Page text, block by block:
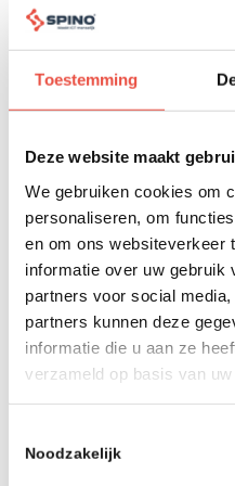
Toestemming
Deze website maakt
We gebruiken cookies om
personaliseren, om
en om ons websiteverkeer
informatie over uw gebruik
partners voor social
partners kunnen deze
informatie die u aan ze
verzameld op basis van
Noodzakelijk
Microsoft maakt
voor Microsoft 365
betekent dit voor jou?
Lees meer
Groot
SPINO